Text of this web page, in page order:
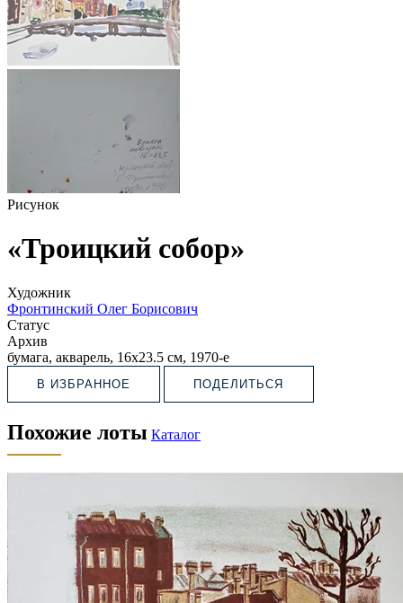
Рисунок
«Троицкий собор»
Художник
Фронтинский Олег Борисович
Статус
Архив
бумага, акварель, 16х23.5 см, 1970-е
В ИЗБРАННОЕ ПОДЕЛИТЬСЯ
Похожие лоты Каталог